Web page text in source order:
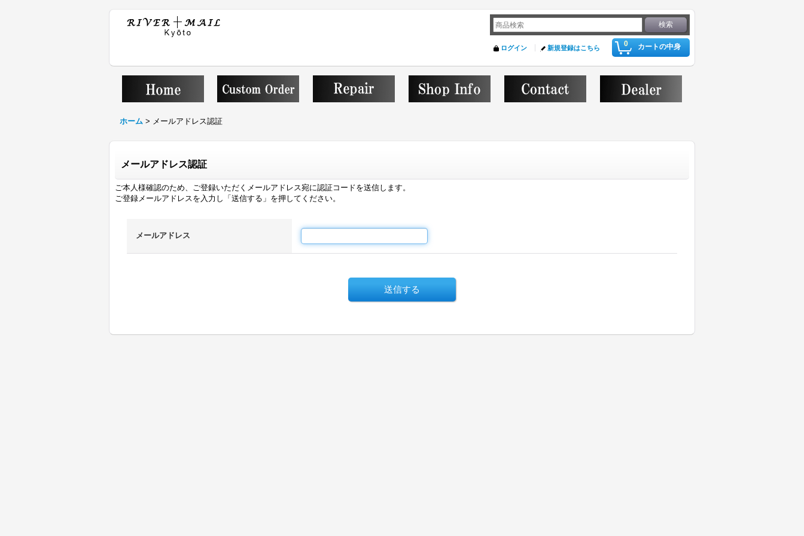
0 カートの中身
ログイン 新規登録はこちら
ホーム > メールアドレス認証
メールアドレス認証
ご本人様確認のため、ご登録いただくメールアドレス宛に認証コードを送信します。
ご登録メールアドレスを入力し「送信する」を押してください。
メールアドレス